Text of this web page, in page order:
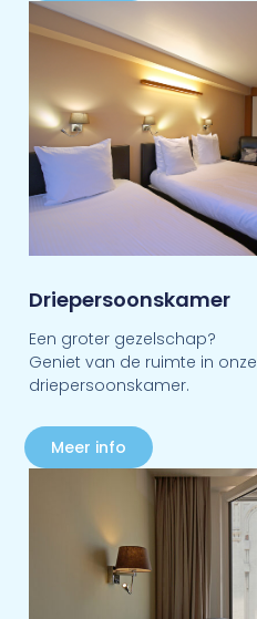
Driepersoonskamer
Een groter gezelschap?
Geniet van de ruimte in onze
driepersoonskamer.
Meer info